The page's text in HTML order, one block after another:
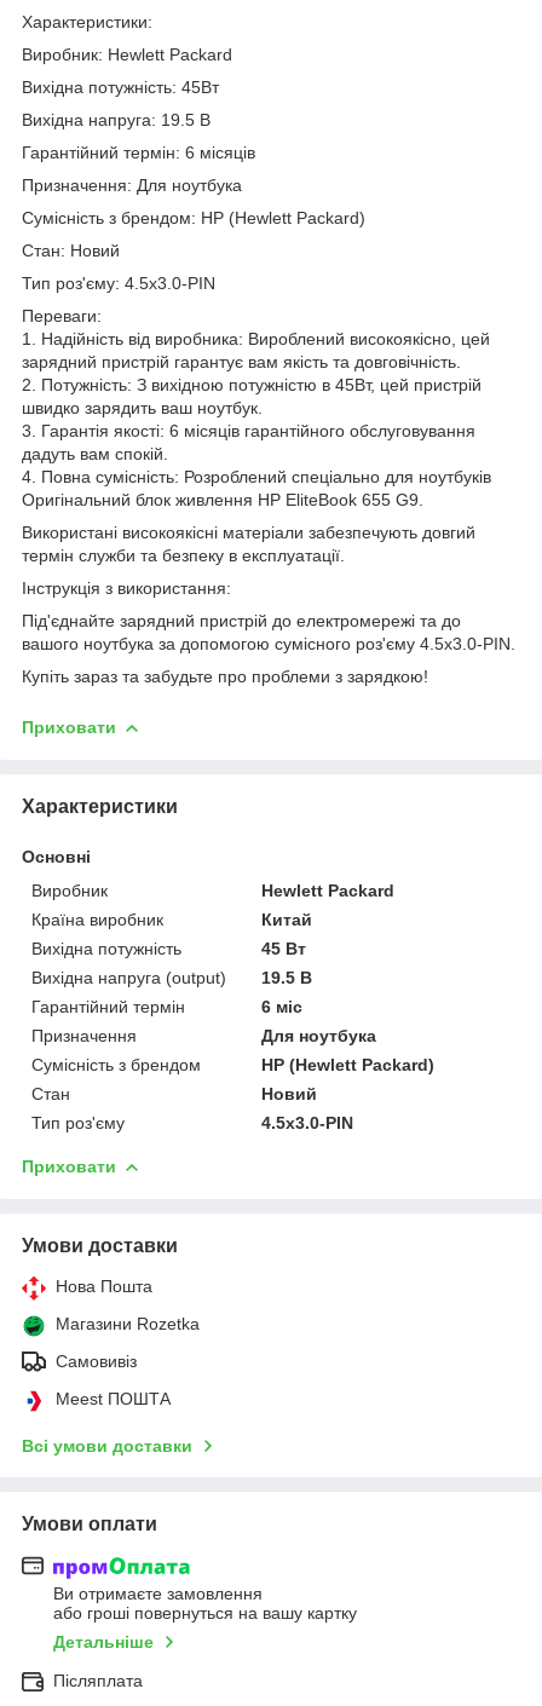
Характеристики:
Виробник: Hewlett Packard
Вихідна потужність: 45Вт
Вихідна напруга: 19.5 В
Гарантійний термін: 6 місяців
Призначення: Для ноутбука
Сумісність з брендом: HP (Hewlett Packard)
Стан: Новий
Тип роз'єму: 4.5х3.0-PIN
Переваги:
1. Надійність від виробника: Вироблений високоякісно, цей
зарядний пристрій гарантує вам якість та довговічність.
2. Потужність: З вихідною потужністю в 45Вт, цей пристрій
швидко зарядить ваш ноутбук.
3. Гарантія якості: 6 місяців гарантійного обслуговування
дадуть вам спокій.
4. Повна сумісність: Розроблений спеціально для ноутбуків
Оригінальний блок живлення HP EliteBook 655 G9.
Використані високоякісні матеріали забезпечують довгий
термін служби та безпеку в експлуатації.
Інструкція з використання:
Під'єднайте зарядний пристрій до електромережі та до
вашого ноутбука за допомогою сумісного роз'єму 4.5х3.0-PIN.
Купіть зараз та забудьте про проблеми з зарядкою!
Приховати
Характеристики
Основні
Виробник
Hewlett Packard
Країна виробник
Китай
Вихідна потужність
45 Вт
Вихідна напруга (output)
19.5 В
Гарантійний термін
6 міс
Призначення
Для ноутбука
Сумісність з брендом
HP (Hewlett Packard)
Стан
Новий
Тип роз'єму
4.5х3.0-PIN
Приховати
Умови доставки
Нова Пошта
Магазини Rozetka
Самовивіз
Meest ПОШТА
Всі умови доставки
Умови оплати
Ви отримаєте замовлення
або гроші повернуться на вашу картку
Детальніше
Післяплата